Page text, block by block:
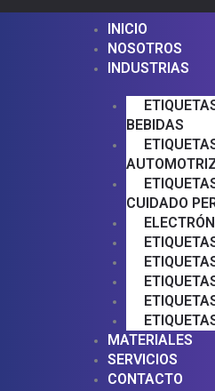
INICIO
NOSOTROS
INDUSTRIAS
BEBIDAS
CUIDADO
MATERIALES
SERVICIOS
CONTACTO